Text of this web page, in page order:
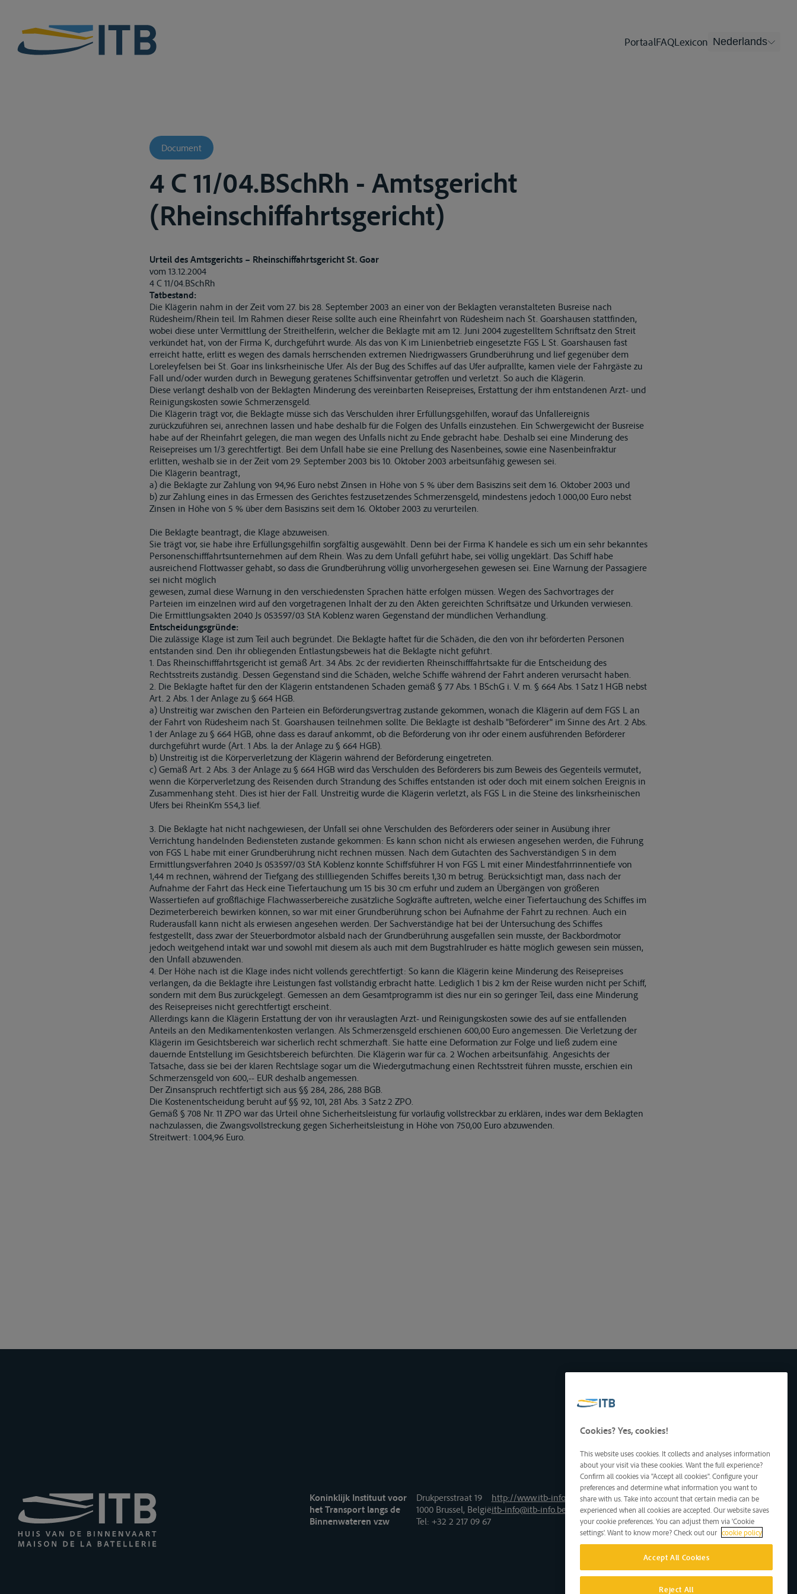
PortaalFAQLexicon Nederlands
Document
4 C 11/04.BSchRh - Amtsgericht
(Rheinschiffahrtsgericht)
Urteil des Amtsgerichts – Rheinschiffahrtsgericht St. Goar
vom 13.12.2004
4 C 11/04.BSchRh
Tatbestand:
Die Klägerin nahm in der Zeit vom 27. bis 28. September 2003 an einer von der Beklagten veranstalteten Busreise nach
Rüdesheim/Rhein teil. Im Rahmen dieser Reise sollte auch eine Rheinfahrt von Rüdesheim nach St. Goarshausen stattfinden,
wobei diese unter Vermittlung der Streithelferin, welcher die Beklagte mit am 12. Juni 2004 zugestelltem Schriftsatz den Streit
verkündet hat, von der Firma K, durchgeführt wurde. Als das von K im Linienbetrieb eingesetzte FGS L St. Goarshausen fast
erreicht hatte, erlitt es wegen des damals herrschenden extremen Niedrigwassers Grundberührung und lief gegenüber dem
Loreleyfelsen bei St. Goar ins linksrheinische Ufer. Als der Bug des Schiffes auf das Ufer aufprallte, kamen viele der Fahrgäste zu
Fall und/oder wurden durch in Bewegung geratenes Schiffsinventar getroffen und verletzt. So auch die Klägerin.
Diese verlangt deshalb von der Beklagten Minderung des vereinbarten Reisepreises, Erstattung der ihm entstandenen Arzt- und
Reinigungskosten sowie Schmerzensgeld.
Die Klägerin trägt vor, die Beklagte müsse sich das Verschulden ihrer Erfüllungsgehilfen, worauf das Unfallereignis
zurückzuführen sei, anrechnen lassen und habe deshalb für die Folgen des Unfalls einzustehen. Ein Schwergewicht der Busreise
habe auf der Rheinfahrt gelegen, die man wegen des Unfalls nicht zu Ende gebracht habe. Deshalb sei eine Minderung des
Reisepreises um 1/3 gerechtfertigt. Bei dem Unfall habe sie eine Prellung des Nasenbeines, sowie eine Nasenbeinfraktur
erlitten, weshalb sie in der Zeit vom 29. September 2003 bis 10. Oktober 2003 arbeitsunfähig gewesen sei.
Die Klägerin beantragt,
a) die Beklagte zur Zahlung von 94,96 Euro nebst Zinsen in Höhe von 5 % über dem Basiszins seit dem 16. Oktober 2003 und
b) zur Zahlung eines in das Ermessen des Gerichtes festzusetzendes Schmerzensgeld, mindestens jedoch 1.000,00 Euro nebst
Zinsen in Höhe von 5 % über dem Basiszins seit dem 16. Oktober 2003 zu verurteilen.
Die Beklagte beantragt, die Klage abzuweisen.
Sie trägt vor, sie habe ihre Erfüllungsgehilfin sorgfältig ausgewählt. Denn bei der Firma K handele es sich um ein sehr bekanntes
Personenschifffahrtsunternehmen auf dem Rhein. Was zu dem Unfall geführt habe, sei völlig ungeklärt. Das Schiff habe
ausreichend Flottwasser gehabt, so dass die Grundberührung völlig unvorhergesehen gewesen sei. Eine Warnung der Passagiere
sei nicht möglich
gewesen, zumal diese Warnung in den verschiedensten Sprachen hätte erfolgen müssen. Wegen des Sachvortrages der
Parteien im einzelnen wird auf den vorgetragenen Inhalt der zu den Akten gereichten Schriftsätze und Urkunden verwiesen.
Die Ermittlungsakten 2040 Js 053597/03 StA Koblenz waren Gegenstand der mündlichen Verhandlung.
Entscheidungsgründe:
Die zulässige Klage ist zum Teil auch begründet. Die Beklagte haftet für die Schäden, die den von ihr beförderten Personen
entstanden sind. Den ihr obliegenden Entlastungsbeweis hat die Beklagte nicht geführt.
1. Das Rheinschifffahrtsgericht ist gemäß Art. 34 Abs. 2c der revidierten Rheinschifffahrtsakte für die Entscheidung des
Rechtsstreits zuständig. Dessen Gegenstand sind die Schäden, welche Schiffe während der Fahrt anderen verursacht haben.
2. Die Beklagte haftet für den der Klägerin entstandenen Schaden gemäß § 77 Abs. 1 BSchG i. V. m. § 664 Abs. 1 Satz 1 HGB nebst
Art. 2 Abs. 1 der Anlage zu § 664 HGB.
a) Unstreitig war zwischen den Parteien ein Beförderungsvertrag zustande gekommen, wonach die Klägerin auf dem FGS L an
der Fahrt von Rüdesheim nach St. Goarshausen teilnehmen sollte. Die Beklagte ist deshalb "Beförderer" im Sinne des Art. 2 Abs.
1 der Anlage zu § 664 HGB, ohne dass es darauf ankommt, ob die Beförderung von ihr oder einem ausführenden Beförderer
durchgeführt wurde (Art. 1 Abs. la der Anlage zu § 664 HGB).
b) Unstreitig ist die Körperverletzung der Klägerin während der Beförderung eingetreten.
c) Gemäß Art. 2 Abs. 3 der Anlage zu § 664 HGB wird das Verschulden des Beförderers bis zum Beweis des Gegenteils vermutet,
wenn die Körperverletzung des Reisenden durch Strandung des Schiffes entstanden ist oder doch mit einem solchen Ereignis in
Zusammenhang steht. Dies ist hier der Fall. Unstreitig wurde die Klägerin verletzt, als FGS L in die Steine des linksrheinischen
Ufers bei RheinKm 554,3 lief.
3. Die Beklagte hat nicht nachgewiesen, der Unfall sei ohne Verschulden des Beförderers oder seiner in Ausübung ihrer
Verrichtung handelnden Bediensteten zustande gekommen: Es kann schon nicht als erwiesen angesehen werden, die Führung
von FGS L habe mit einer Grundberührung nicht rechnen müssen. Nach dem Gutachten des Sachverständigen S in dem
Ermittlungsverfahren 2040 Js 053597/03 StA Koblenz konnte Schiffsführer H von FGS L mit einer Mindestfahrrinnentiefe von
1,44 m rechnen, während der Tiefgang des stillliegenden Schiffes bereits 1,30 m betrug. Berücksichtigt man, dass nach der
Aufnahme der Fahrt das Heck eine Tiefertauchung um 15 bis 30 cm erfuhr und zudem an Übergängen von größeren
Wassertiefen auf großflächige Flachwasserbereiche zusätzliche Sogkräfte auftreten, welche einer Tiefertauchung des Schiffes im
Dezimeterbereich bewirken können, so war mit einer Grundberührung schon bei Aufnahme der Fahrt zu rechnen. Auch ein
Ruderausfall kann nicht als erwiesen angesehen werden. Der Sachverständige hat bei der Untersuchung des Schiffes
festgestellt, dass zwar der Steuerbordmotor alsbald nach der Grundberührung ausgefallen sein musste, der Backbordmotor
jedoch weitgehend intakt war und sowohl mit diesem als auch mit dem Bugstrahlruder es hätte möglich gewesen sein müssen,
den Unfall abzuwenden.
4. Der Höhe nach ist die Klage indes nicht vollends gerechtfertigt: So kann die Klägerin keine Minderung des Reisepreises
verlangen, da die Beklagte ihre Leistungen fast vollständig erbracht hatte. Lediglich 1 bis 2 km der Reise wurden nicht per Schiff,
sondern mit dem Bus zurückgelegt. Gemessen an dem Gesamtprogramm ist dies nur ein so geringer Teil, dass eine Minderung
des Reisepreises nicht gerechtfertigt erscheint.
Allerdings kann die Klägerin Erstattung der von ihr verauslagten Arzt- und Reinigungskosten sowie des auf sie entfallenden
Anteils an den Medikamentenkosten verlangen. Als Schmerzensgeld erschienen 600,00 Euro angemessen. Die Verletzung der
Klägerin im Gesichtsbereich war sicherlich recht schmerzhaft. Sie hatte eine Deformation zur Folge und ließ zudem eine
dauernde Entstellung im Gesichtsbereich befürchten. Die Klägerin war für ca. 2 Wochen arbeitsunfähig. Angesichts der
Tatsache, dass sie bei der klaren Rechtslage sogar um die Wiedergutmachung einen Rechtsstreit führen musste, erschien ein
Schmerzensgeld von 600,-- EUR deshalb angemessen.
Der Zinsanspruch rechtfertigt sich aus §§ 284, 286, 288 BGB.
Die Kostenentscheidung beruht auf §§ 92, 101, 281 Abs. 3 Satz 2 ZPO.
Gemäß § 708 Nr. 11 ZPO war das Urteil ohne Sicherheitsleistung für vorläufig vollstreckbar zu erklären, indes war dem Beklagten
nachzulassen, die Zwangsvollstreckung gegen Sicherheitsleistung in Höhe von 750,00 Euro abzuwenden.
Streitwert: 1.004,96 Euro.
Koninklijk Instituut voor
het Transport langs de
Binnenwateren vzw
Drukpersstraat 19
1000 Brussel, België
Tel: +32 2 217 09 67
http://www.itb-info.be
itb-info@itb-info.be
Cookies? Yes, cookies!
This website uses cookies. It collects and analyses information
about your visit via these cookies. Want the full experience?
Confirm all cookies via "Accept all cookies". Configure your
preferences and determine what information you want to
share with us. Take into account that certain media can be
experienced when all cookies are accepted. Our website saves
your cookie preferences. You can adjust them via 'Cookie
settings'. Want to know more? Check out our cookie policy
Accept All Cookies
Reject All